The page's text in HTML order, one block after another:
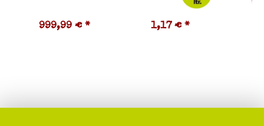
999,99 € * 1,17 € *